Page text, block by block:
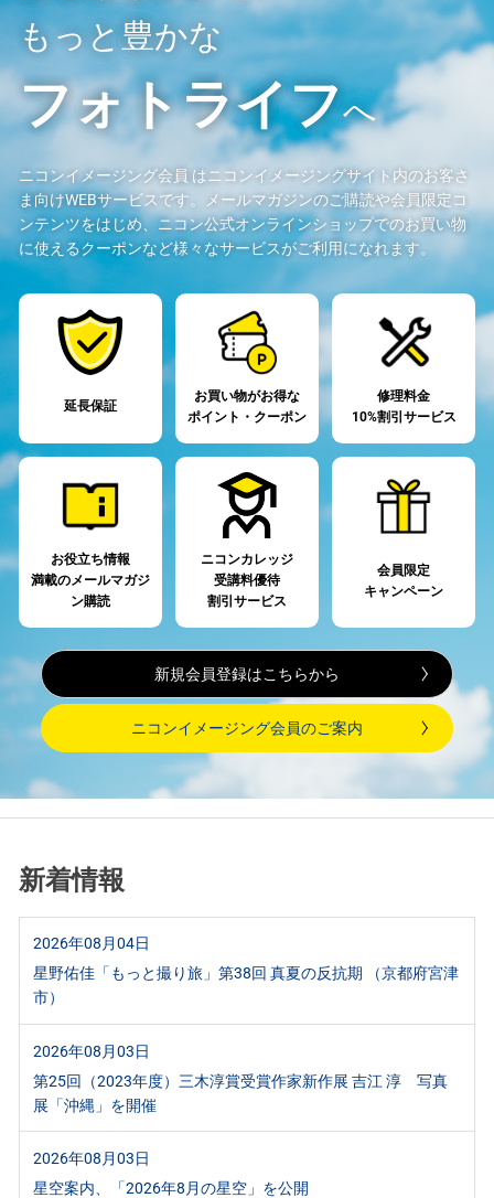
もっと豊かな
フォトライフへ
ニコンイメージング会員 はニコンイメージングサイト内のお客さ
ま向けWEBサービスです。メールマガジンのご購読や会員限定コ
ンテンツをはじめ、ニコン公式オンラインショップでのお買い物
に使えるクーポンなど様々なサービスがご利用になれます。
延長保証
お買い物がお得な
ポイント・クーポン
修理料金
10%割引サービス
お役立ち情報
満載のメールマガジ
ン購読
ニコンカレッジ
受講料優待
割引サービス
会員限定
キャンペーン
新規会員登録はこちらから
ニコンイメージング会員のご案内
新着情報
2026年08月04日
星野佑佳「もっと撮り旅」第38回 真夏の反抗期 （京都府宮津
市）
2026年08月03日
第25回（2023年度）三木淳賞受賞作家新作展 吉江 淳 写真
展「沖縄」を開催
2026年08月03日
星空案内、「2026年8月の星空」を公開